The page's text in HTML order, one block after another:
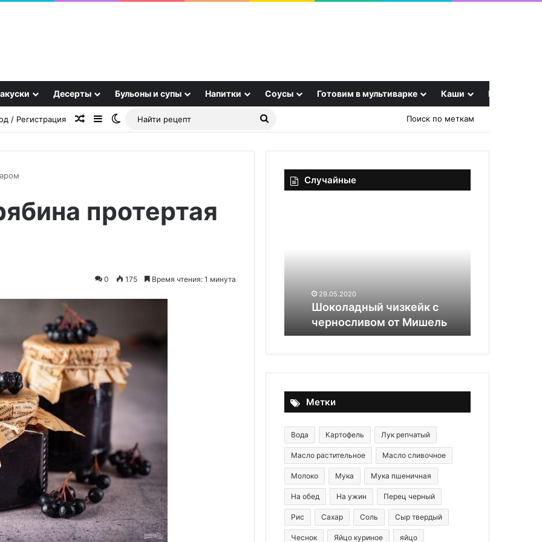
Десерты Бульоны и супы Напитки Соусы Готовим в мультиварке Каши Еще
/ Регистрация Случайная статья
SidebarSwitch skin
Найти
Поиск по меткам
протертая
0 175 Время чтения: 1 минута
Случайные
Чанахи
29.05.2020
Шоколадный чизкейк с
черносливом от Мишель
Метки
Вода Картофель Лук репчатый
Масло растительное Масло сливочное
Молоко Мука Мука пшеничная
На обед На ужин Перец черный
Рис Сахар Соль Сыр твердый
Чеснок Яйцо куриное яйцо